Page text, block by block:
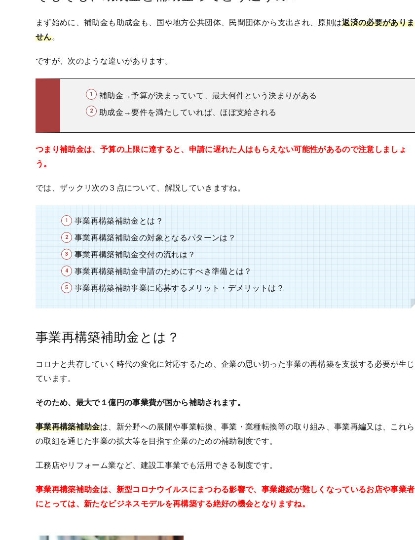
まず始めに、補助金も助成金も、国や地方公共団体、民間団体から支出され、原則は返済の必要がありま
せん。
ですが、次のような違いがあります。
補助金→予算が決まっていて、最大何件という決まりがある
助成金→要件を満たしていれば、ほぼ支給される
つまり補助金は、予算の上限に達すると、申請に遅れた人はもらえない可能性があるので注意しましょ
う。
では、ザックリ次の３点について、解説していきますね。
事業再構築補助金とは？
事業再構築補助金の対象となるパターンは？
事業再構築補助金交付の流れは？
事業再構築補助金申請のためにすべき準備とは？
事業再構築補助事業に応募するメリット・デメリットは？
事業再構築補助金とは？
コロナと共存していく時代の変化に対応するため、企業の思い切った事業の再構築を支援する必要が生じ
ています。
そのため、最大で１億円の事業費が国から補助されます。
事業再構築補助金は、新分野への展開や事業転換、事業・業種転換等の取り組み、事業再編又は、これら
の取組を通じた事業の拡大等を目指す企業のための補助制度です。
工務店やリフォーム業など、建設工事業でも活用できる制度です。
事業再構築補助金は、新型コロナウイルスにまつわる影響で、事業継続が難しくなっているお店や事業者
にとっては、新たなビジネスモデルを再構築する絶好の機会となりますね。